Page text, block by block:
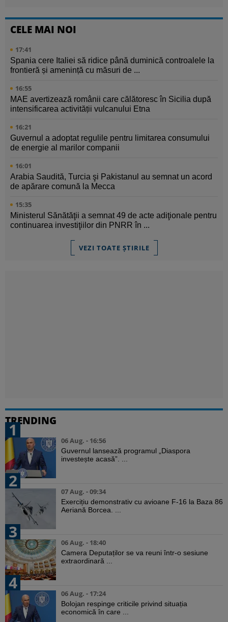
CELE MAI NOI
17:41
Spania cere Italiei să ridice până duminică controalele la
frontieră și amenință cu măsuri de ...
16:55
MAE avertizează românii care călătoresc în Sicilia după
intensificarea activității vulcanului Etna
16:21
Guvernul a adoptat regulile pentru limitarea consumului
de energie al marilor companii
16:01
Arabia Saudită, Turcia şi Pakistanul au semnat un acord
de apărare comună la Mecca
15:35
Ministerul Sănătăţii a semnat 49 de acte adiţionale pentru
continuarea investiţiilor din PNRR în ...
VEZI TOATE ȘTIRILE
TRENDING
1
06 Aug. - 16:56
Guvernul lansează programul „Diaspora
investește acasă”. ...
2
07 Aug. - 09:34
Exercițiu demonstrativ cu avioane F-16 la Baza 86
Aeriană Borcea. ...
3
06 Aug. - 18:40
Camera Deputaților se va reuni într-o sesiune
extraordinară ...
4
06 Aug. - 17:24
Bolojan respinge criticile privind situația
economică în care ...